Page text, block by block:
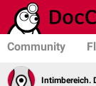
Community
Intimbereich.